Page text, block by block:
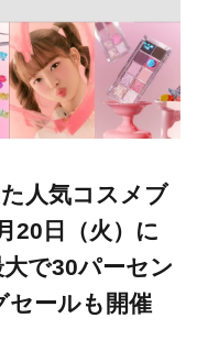
人気コスメブ
20日（火）に
で30パーセン
セールも開催